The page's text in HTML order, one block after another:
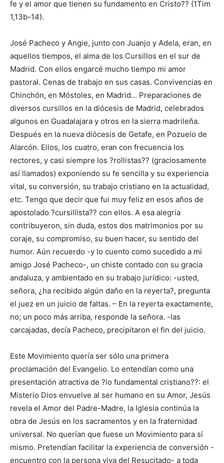
fe y el amor que tienen su fundamento en Cristo?? (1Tim
1,13b-14).
José Pacheco y Angie, junto con Juanjo y Adela, eran, en
aquellos tiempos, el alma de los Cursillos en el sur de
Madrid. Con ellos engarcé mucho tiempo mi amor
pastoral. Cenas de trabajo en sus casas. Convivencias en
Chinchón, en Móstoles, en Madrid… Preparaciones de
diversos cursillos en la diócesis de Madrid, celebrados
algunos en Guadalajara y otros en la sierra madrileña.
Después en la nueva diócesis de Getafe, en Pozuelo de
Alarcón. Ellos, los cuatro, eran con frecuencia los
rectores, y casi siempre los ?rollistas?? (graciosamente
así llamados) exponiendo su fe sencilla y su experiencia
vital, su conversión, su trabajo cristiano en la actualidad,
etc. Tengo que decir que fui muy feliz en esos años de
apostolado ?cursillista?? con ellos. A esa alegría
contribuyeron, sin duda, estos dos matrimonios por su
coraje, su compromiso, su buen hacer, su sentido del
humor. Aún recuerdo -y lo cuento como sucedido a mi
amigo José Pacheco-, un chiste contado con su gracia
andaluza, y ambientado en su trabajo jurídico: -usted,
señora, ¿ha recibido algún daño en la reyerta?, pregunta
el juez en un juicio de faltas. – En la reyerta exactamente,
no; un poco más arriba, responde la señora. -las
carcajadas, decía Pacheco, precipitaron el fin del juicio.
Este Movimiento quería ser sólo una primera
proclamación del Evangelio. Lo entendían como una
presentación atractiva de ?lo fundamental cristiano??: el
Misterio Dios envuelve al ser humano en su Amor, Jesús
revela el Amor del Padre-Madre, la Iglesia continúa la
obra de Jesús en los sacramentos y en la fraternidad
universal. No querían que fuese un Movimiento para sí
mismo. Pretendían facilitar la experiencia de conversión -
encuentro con la persona viva del Resucitado- a toda